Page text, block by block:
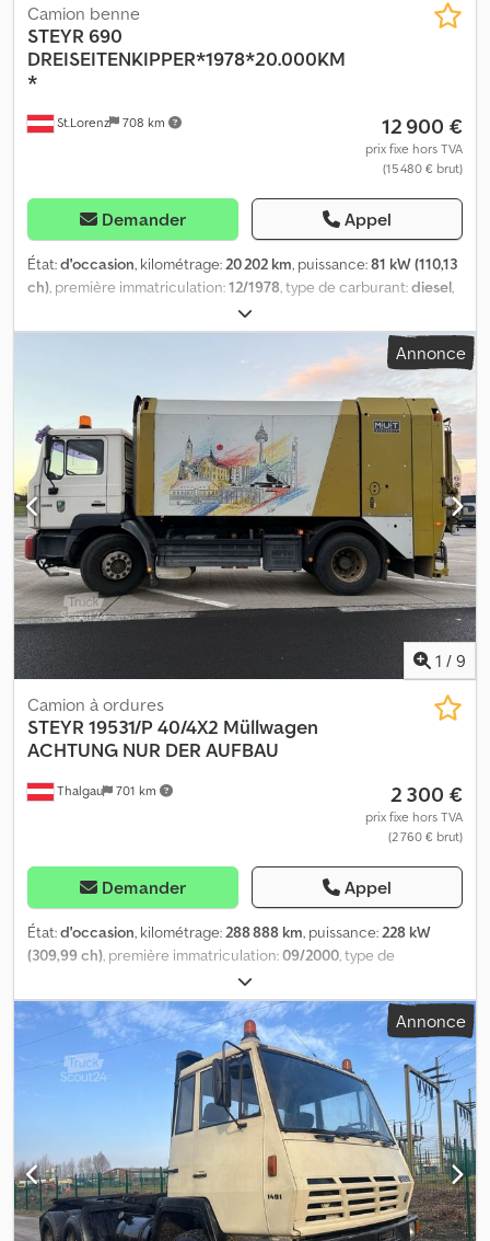
St.Lorenz 708 km
Camion benne
STEYR 690
DREISEITENKIPPER*1978*20.000KM
*
12 900 €
prix fixe hors TVA
(15 480 € brut)
Demander Appel
État:d'occasion, kilométrage:20 202 km, puissance:81 kW (110,13
ch), première immatriculation:12/1978, type de carburant:diesel,
, configuration d'essieux:
prochaine inspection (TÜV):12/2026, type d'engrenage:
, Année de construction:
, * Steyr 690.110/043
benne trilatérale * 20 000 KM d'origine * Poids à vide : 5 220 kg –
Poids total : 10 200 kg * Empattement : 4 300 mm – Charge utile : 4
910 kg Cjdsyw Enzspfx Apnerf * Cylindrée : 5 976 cm³ – Puissance :
81 kW * Longueur intérieure de la benne : 4,18 m * Largeur
intérieure de la benne : 2,33 m * Hauteur des ridelles : 0,40 m *
Toutes les informations sans garantie * Sous réserve d'erreur et
de vente préalable * Numéro interne : 57
Annonce
1 / 9
Thalgau 701 km
Camion à ordures
STEYR 19531/P 40/4X2 Müllwagen
ACHTUNG NUR DER AUFBAU
2 300 €
prix fixe hors TVA
(2 760 € brut)
Demander Appel
État:d'occasion, kilométrage:288 888 km, puissance:228 kW
(309,99 ch), première immatriculation:09/2000, type de
18 000 kg
essieux, prochaine inspection (TÜV):09/2025, couleur:jaune, type
d'engrenage:
mécanique, classe d'émission: euro2
, Année de
construction:
, Équipement:ABS, climatisation
, Carrosserie
de camion à lames en bon état. Nous ne vendons que la
structure, pas le camion complet. Merci de lire attentivement.
Cjdpfx Aeyd Tc Sspnsrf
Annonce